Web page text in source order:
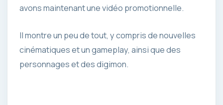
avons maintenant une vidéo promotionnelle.
Il montre un peu de tout, y compris de nouvelles
cinématiques et un gameplay, ainsi que des
personnages et des digimon.